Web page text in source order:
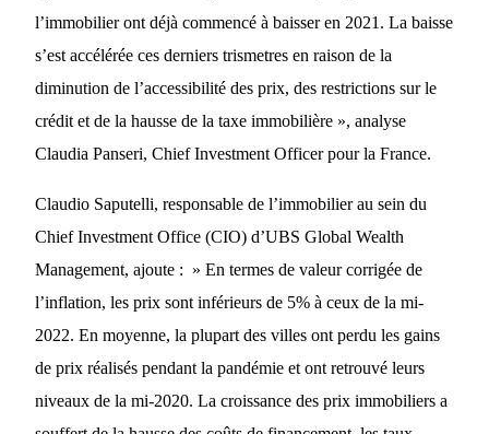
l’immobilier ont déjà commencé à baisser en 2021. La baisse
s’est accélérée ces derniers trismetres en raison de la
diminution de l’accessibilité des prix, des restrictions sur le
crédit et de la hausse de la taxe immobilière », analyse
Claudia Panseri, Chief Investment Officer pour la France.
Claudio Saputelli, responsable de l’immobilier au sein du
Chief Investment Office (CIO) d’UBS Global Wealth
Management, ajoute : » En termes de valeur corrigée de
l’inflation, les prix sont inférieurs de 5% à ceux de la mi-
2022. En moyenne, la plupart des villes ont perdu les gains
de prix réalisés pendant la pandémie et ont retrouvé leurs
niveaux de la mi-2020. La croissance des prix immobiliers a